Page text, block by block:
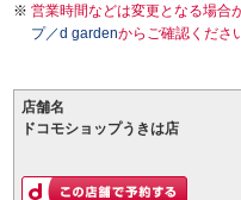
営業時間などは変更となる場合
プ／d gardenからご確認くださ
店舗名
ドコモショップうきは店